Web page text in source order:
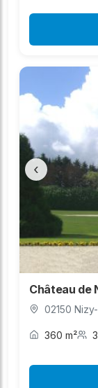
‹
Château de
02150
360 m²